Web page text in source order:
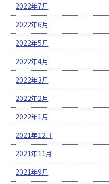
2022年7月
2022年6月
2022年5月
2022年4月
2022年3月
2022年2月
2022年1月
2021年12月
2021年11月
2021年9月